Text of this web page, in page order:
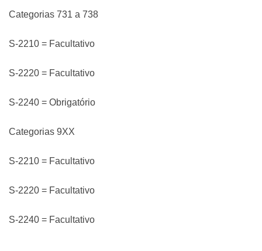
Categorias 731 a 738
S-2210 = Facultativo
S-2220 = Facultativo
S-2240 = Obrigatório
Categorias 9XX
S-2210 = Facultativo
S-2220 = Facultativo
S-2240 = Facultativo